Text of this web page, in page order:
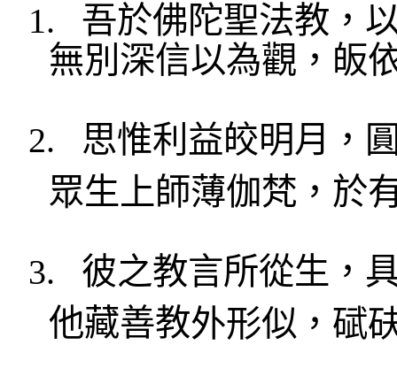
1. 吾於佛陀聖法教 ，
無別深信以為觀，皈
2.
思惟利益皎明月，
眾生上師薄伽梵 ，於
3.
彼之教言所從生，
他藏善教外形似， 碔